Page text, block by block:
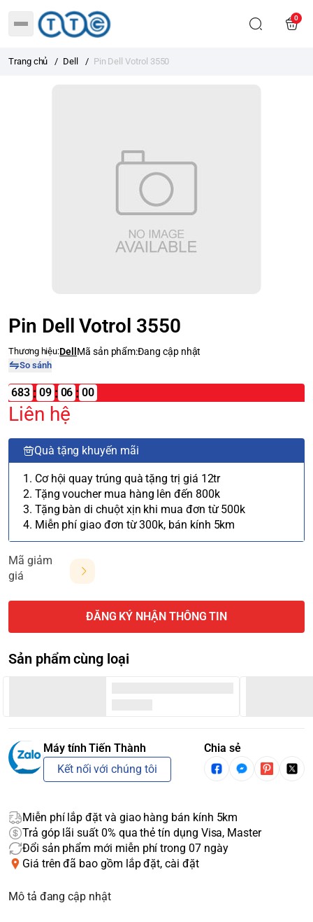
0
Trang chủ / Dell / Pin Dell Votrol 3550
Pin Dell Votrol 3550
Thương hiệu:Dell Mã sản phẩm:Đang cập nhật
So sánh
683 : 09 : :
Liên hệ
Quà tặng khuyến mãi
1. Cơ hội quay trúng quà tặng trị giá 12tr
2. Tặng voucher mua hàng lên đến 800k
3. Tặng bàn di chuột xịn khi mua đơn từ 500k
4. Miễn phí giao đơn từ 300k, bán kính 5km
Mã giảm
giá
ĐĂNG KÝ NHẬN THÔNG TIN
Sản phẩm cùng loại
Máy tính Tiến Thành
Kết nối với chúng tôi
Chia sẻ
Miễn phí lắp đặt và giao hàng bán kính 5km
Trả góp lãi suất 0% qua thẻ tín dụng Visa, Master
Đổi sản phẩm mới miễn phí trong 07 ngày
Giá trên đã bao gồm lắp đặt, cài đặt
Mô tả đang cập nhật